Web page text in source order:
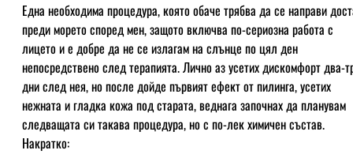
Една необходима процедура, която обаче трябва да се направи
преди морето според мен, защото включва по-сериозна работа с
лицето и е добре да не се излагам на слънце по цял ден
непосредствено след терапията. Лично аз усетих дискомфорт два-
дни след нея, но после дойде първият ефект от пилинга, усетих
нежната и гладка кожа под старата, веднага започнах да планувам
следващата си такава процедура, но с по-лек химичен състав.
Накратко: